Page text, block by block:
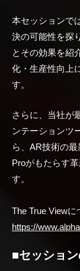
本セッションで
決の可能性を探
とその効果を紹
化・生産性向上
す。
さらに、当社が
ンテーションツ
ら、AR技術の
Proがもたらす
す。
The True Viewに
https://
■セッショ